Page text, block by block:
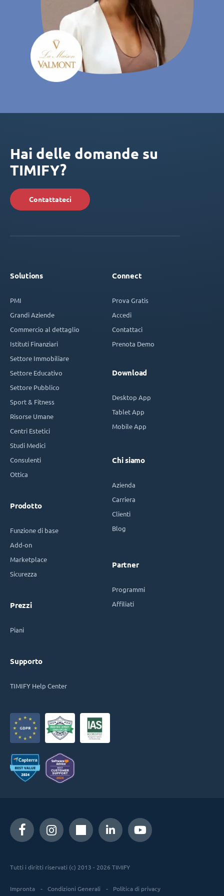
Hai delle domande su
TIMIFY?
Contattateci
Solutions
PMI
Grandi Aziende
Commercio al dettaglio
Istituti Finanziari
Settore Immobiliare
Settore Educativo
Settore Pubblico
Sport & Fitness
Risorse Umane
Centri Estetici
Studi Medici
Consulenti
Ottica
Prodotto
Funzione di base
Add-on
Marketplace
Sicurezza
Prezzi
Piani
Supporto
TIMIFY Help Center
Connect
Prova Gratis
Accedi
Contattaci
Prenota Demo
Download
Desktop App
Tablet App
Mobile App
Chi siamo
Azienda
Carriera
Clienti
Blog
Partner
Programmi
Affiliati
Tutti i diritti riservati (c) 2013 - 2026 TIMIFY
Impronta Condizioni Generali Politica di privacy